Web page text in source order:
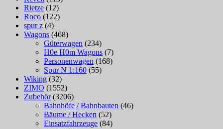
Rietze (12)
Roco (122)
spur z (4)
Wagons (468)
Güterwagen (234)
H0e H0m Wagons (7)
Personenwagen (168)
Spur N 1:160 (55)
Wiking (32)
ZIMO (1552)
Zubehör (3206)
Bahnhöfe / Bahnbauten (46)
Bäume / Hecken (52)
Einsatzfahrzeuge (84)